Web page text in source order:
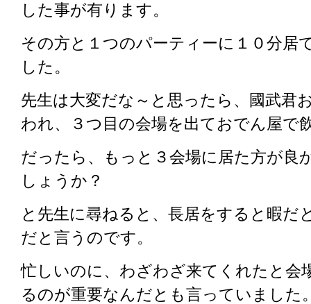
した事が有ります。
その方と１つのパーティーに１０分居
した。
先生は大変だな～と思ったら、國武君
われ、３つ目の会場を出ておでん屋で
だったら、もっと３会場に居た方が良
しょうか？
と先生に尋ねると、長居をすると暇だ
だと言うのです。
忙しいのに、わざわざ来てくれたと会
るのが重要なんだとも言っていました